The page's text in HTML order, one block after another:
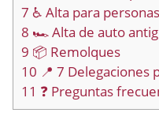
7 ♿ Alta para
8 🏎️ Alta de auto
9 📦 Remolques
10 📍 7 Delegaciones
11 ❓ Preguntas